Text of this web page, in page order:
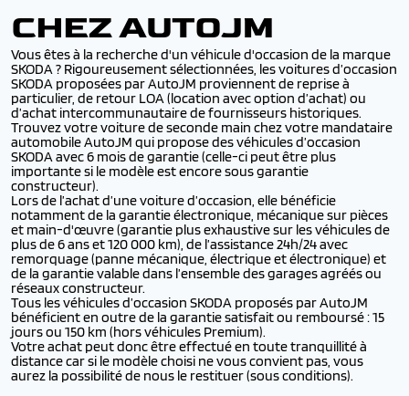
CHEZ AUTOJM
Vous êtes à la recherche d'un véhicule d'occasion de la marque
SKODA ? Rigoureusement sélectionnées, les voitures d’occasion
SKODA proposées par AutoJM proviennent de reprise à
particulier, de retour LOA (location avec option d’achat) ou
d’achat intercommunautaire de fournisseurs historiques.
Trouvez votre voiture de seconde main chez votre mandataire
automobile AutoJM qui propose des véhicules d’occasion
SKODA avec 6 mois de garantie (celle-ci peut être plus
importante si le modèle est encore sous garantie
constructeur).
Lors de l’achat d’une voiture d’occasion, elle bénéficie
notamment de la garantie électronique, mécanique sur pièces
et main-d'œuvre (garantie plus exhaustive sur les véhicules de
plus de 6 ans et 120 000 km), de l’assistance 24h/24 avec
remorquage (panne mécanique, électrique et électronique) et
de la garantie valable dans l’ensemble des garages agréés ou
réseaux constructeur.
Tous les véhicules d’occasion SKODA proposés par AutoJM
bénéficient en outre de la garantie satisfait ou remboursé : 15
jours ou 150 km (hors véhicules Premium).
Votre achat peut donc être effectué en toute tranquillité à
distance car si le modèle choisi ne vous convient pas, vous
aurez la possibilité de nous le restituer (sous conditions).